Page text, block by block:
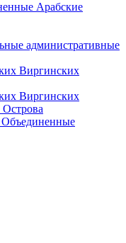
Арабские
административные
Виргинских
Виргинских